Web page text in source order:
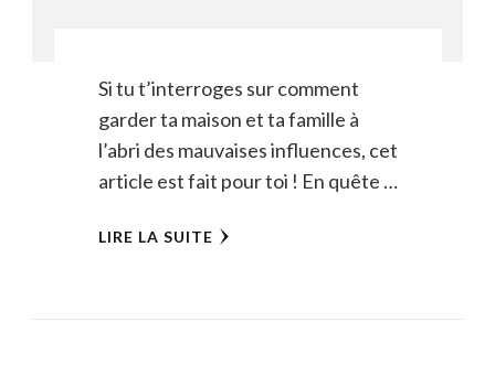
Si tu t’interroges sur comment
garder ta maison et ta famille à
l’abri des mauvaises influences, cet
article est fait pour toi ! En quête …
LIRE LA SUITE